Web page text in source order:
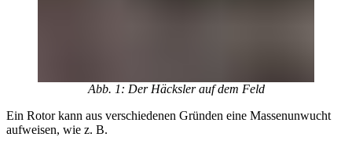
Abb. 1: Der Häcksler auf dem Feld
Ein Rotor kann aus verschiedenen Gründen eine Massenunwucht
aufweisen, wie z. B.